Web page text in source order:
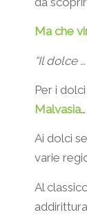
Ma che
“Il dolce
Per i
Malvasia…
Ai dolci
varie
Al
addirittura